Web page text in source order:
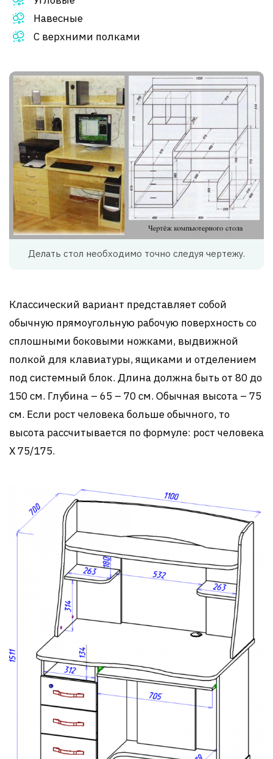
Навесные
С верхними полками
Делать стол необходимо точно следуя чертежу.
Классический вариант представляет собой
обычную прямоугольную рабочую поверхность со
сплошными боковыми ножками, выдвижной
полкой для клавиатуры, ящиками и отделением
под системный блок. Длина должна быть от 80 до
150 см. Глубина – 65 – 70 см. Обычная высота – 75
см. Если рост человека больше обычного, то
высота рассчитывается по формуле: рост человека
Х 75/175.